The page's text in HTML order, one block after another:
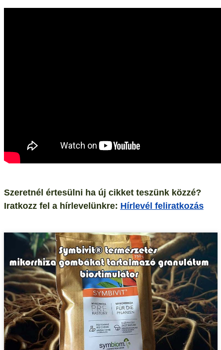
Szeretnél értesülni ha új cikket teszünk közzé?
Iratkozz fel a hírlevelünkre: Hírlevél feliratkozás